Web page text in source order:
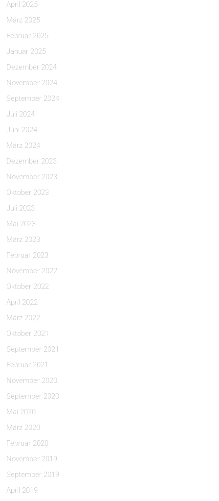
April 2025
März 2025
Februar 2025
Januar 2025
Dezember 2024
November 2024
September 2024
Juli 2024
Juni 2024
März 2024
Dezember 2023
November 2023
Oktober 2023
Juli 2023
Mai 2023
März 2023
Februar 2023
November 2022
Oktober 2022
April 2022
März 2022
Oktober 2021
September 2021
Februar 2021
November 2020
September 2020
Mai 2020
März 2020
Februar 2020
November 2019
September 2019
April 2019